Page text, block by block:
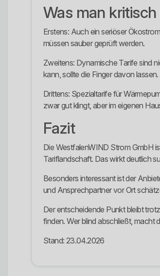
Was man
Erstens: Auch ein seriöser
müssen sauber geprüft werden.
Zweitens: Dynamische Tarife sind
kann, sollte die Finger davon lassen.
Drittens: Spezialtarife für
zwar gut klingt, aber im eigenen
Fazit
Die WestfalenWIND Strom GmbH
Tariflandschaft. Das wirkt deutlich
Besonders interessant ist der
und Ansprechpartner vor Ort
Der entscheidende Punkt bleibt
finden. Wer blind abschließt, macht
Stand: 23.04.2026